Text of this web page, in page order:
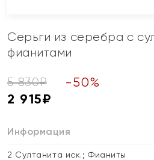
Серьги из серебра с
фианитами
5 830₽ -50%
2 915₽
Информация
2 Султанита иск.; Фианиты